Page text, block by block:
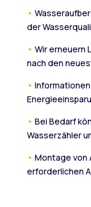
•
der
• Wir erneuern
nach den
•
• Bei Bedarf
Wasserzähler
• Montage von
erforderlichen